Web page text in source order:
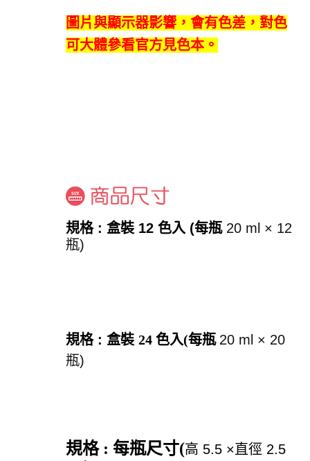
圖片與顯示器影響，會有色差，對色
可大體參看官方見色本。
規格 : 盒裝 12 色入 (每瓶 20 ml × 12
瓶)
規格 : 盒裝 24 色入(每瓶 20 ml × 20
瓶)
規格 : 每瓶尺寸(高 5.5 ×直徑 2.5